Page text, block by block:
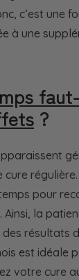
c’est une
à une
?
cure
pour
Ainsi, la
résultats
est idéale
votre cure